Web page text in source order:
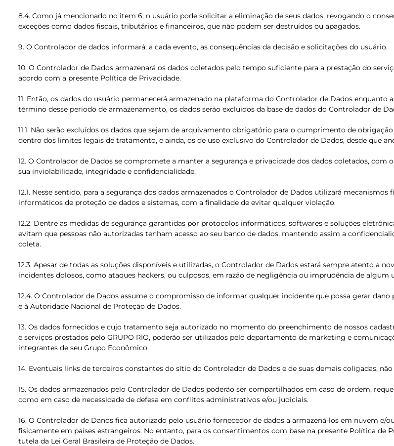
8.4. Como já mencionado no item 6, o usuário pode solicitar a eliminação de seus dados, revogando o
exceções como dados fiscais, tributários e financeiros, que não podem ser destruídos ou apagados.
9. O Controlador de dados informará, a cada evento, as consequências da decisão e solicitações do usuário.
10. O Controlador de Dados armazenará os dados coletados pelo tempo suficiente para a prestação do
acordo com a presente Política de Privacidade.
11. Então, os dados do usuário permanecerá armazenado na plataforma do Controlador de Dados
término desse período de armazenamento, os dados serão excluídos da base de dados do Controlador de
11.1. Não serão excluídos os dados que sejam de arquivamento obrigatório para o cumprimento de
dentro dos limites legais de tratamento, e ainda, os de uso exclusivo do Controlador de Dados, desde que
12. O Controlador de Dados se compromete a manter a segurança e privacidade dos dados coletados,
sua inviolabilidade, integridade e confidencialidade.
12.1. Nesse sentido, para a segurança dos dados armazenados o Controlador de Dados utilizará
informáticos de proteção de dados e sistemas, com a finalidade de evitar qualquer violação.
12.2. Dentre as medidas de segurança garantidas por protocolos informáticos, softwares e soluções
evitam que pessoas não autorizadas tenham acesso ao seu banco de dados, mantendo assim a
coleta.
12.3. Apesar de todas as soluções disponíveis e utilizadas, o Controlador de Dados estará sempre atento a
incidentes dolosos, como ataques hackers, ou culposos, em razão de negligência ou imprudência de algum
12.4. O Controlador de Dados assume o compromisso de informar qualquer incidente que possa gerar
e à Autoridade Nacional de Proteção de Dados.
13. Os dados fornecidos e cujo tratamento seja autorizado no momento do preenchimento de nossos
e serviços prestados pelo GRUPO RIO, poderão ser utilizados pelo departamento de marketing e
integrantes de seu Grupo Econômico.
14. Eventuais links de terceiros constantes do sítio do Controlador de Dados e de suas demais coligadas,
15. Os dados armazenados pelo Controlador de Dados poderão ser compartilhados em caso de ordem,
como em caso de necessidade de defesa em conflitos administrativos e/ou judiciais.
16. O Controlador de Danos fica autorizado pelo usuário fornecedor de dados a armazená-los em nuvem
fisicamente em países estrangeiros. No entanto, para os consentimentos com base na presente Política de
tutela da Lei Geral Brasileira de Proteção de Dados.